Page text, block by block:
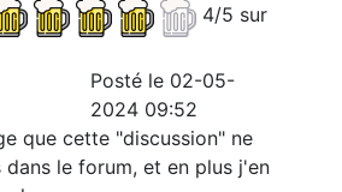
4/5 sur
Posté le 02-05-
2024 09:52
que cette "discussion" ne
dans le forum, et en plus j'en